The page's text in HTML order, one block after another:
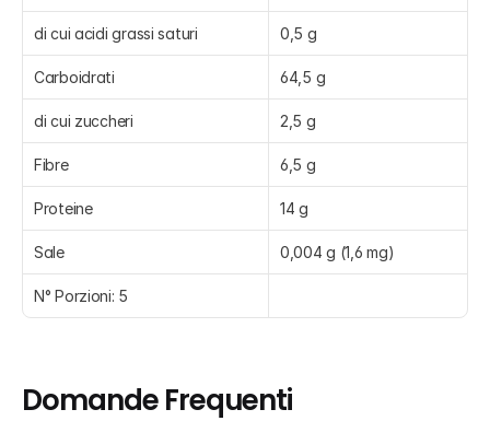
di cui acidi grassi saturi 0,5 g
Carboidrati 64,5 g
di cui zuccheri 2,5 g
Fibre 6,5 g
Proteine 14 g
Sale 0,004 g (1,6 mg)
N° Porzioni: 5
Domande Frequenti